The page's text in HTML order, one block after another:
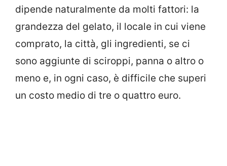
dipende naturalmente da molti fattori: la
grandezza del gelato, il locale in cui viene
comprato, la città, gli ingredienti, se ci
sono aggiunte di sciroppi, panna o altro o
meno e, in ogni caso, è difficile che superi
un costo medio di tre o quattro euro.